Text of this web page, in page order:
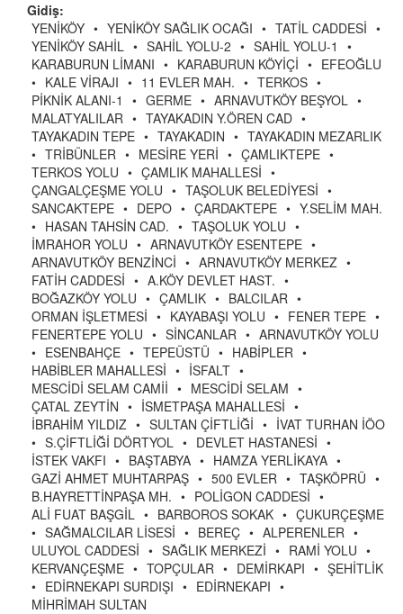
Gidiş:
YENİKÖY • YENİKÖY SAĞLIK OCAĞI • TATİL CADDESİ •
YENİKÖY SAHİL • SAHİL YOLU-2 • SAHİL YOLU-1
•
KARABURUN LİMANI • KARABURUN KÖYİÇİ • EFEOĞLU
• KALE VİRAJI • 11 EVLER MAH. • TERKOS •
PİKNİK ALANI-1
• GERME • ARNAVUTKÖY BEŞYOL •
MALATYALILAR • TAYAKADIN Y.ÖREN CAD •
TAYAKADIN TEPE • TAYAKADIN • TAYAKADIN MEZARLIK
• TRİBÜNLER • MESİRE YERİ • ÇAMLIKTEPE •
TERKOS YOLU • ÇAMLIK MAHALLESİ •
ÇANGALÇEŞME YOLU • TAŞOLUK BELEDİYESİ •
SANCAKTEPE • DEPO • ÇARDAKTEPE • Y.SELİM MAH.
• HASAN TAHSİN CAD. • TAŞOLUK YOLU •
İMRAHOR YOLU • ARNAVUTKÖY ESENTEPE •
ARNAVUTKÖY BENZİNCİ • ARNAVUTKÖY MERKEZ •
FATİH CADDESİ • A.KÖY DEVLET HAST. •
BOĞAZKÖY YOLU • ÇAMLIK • BALCILAR •
ORMAN İŞLETMESİ • KAYABAŞI YOLU • FENER TEPE •
FENERTEPE YOLU • SİNCANLAR • ARNAVUTKÖY YOLU
• ESENBAHÇE • TEPEÜSTÜ • HABİPLER •
HABİBLER MAHALLESİ • İSFALT •
MESCİDİ SELAM CAMİİ • MESCİDİ SELAM •
ÇATAL ZEYTİN • İSMETPAŞA MAHALLESİ •
İBRAHİM YILDIZ • SULTAN ÇİFTLİĞİ • İVAT TURHAN İÖO
• S.ÇİFTLİĞİ DÖRTYOL • DEVLET HASTANESİ •
İSTEK VAKFI • BAŞTABYA • HAMZA YERLİKAYA •
GAZİ AHMET MUHTARPAŞ • 500 EVLER • TAŞKÖPRÜ •
B.HAYRETTİNPAŞA MH. • POLİGON CADDESİ •
ALİ FUAT BAŞGİL • BARBOROS SOKAK • ÇUKURÇEŞME
• SAĞMALCILAR LİSESİ • BEREÇ • ALPERENLER •
ULUYOL CADDESİ • SAĞLIK MERKEZİ • RAMİ YOLU •
KERVANÇEŞME • TOPÇULAR • DEMİRKAPI • ŞEHİTLİK
• EDİRNEKAPI SURDIŞI • EDİRNEKAPI •
MİHRİMAH SULTAN